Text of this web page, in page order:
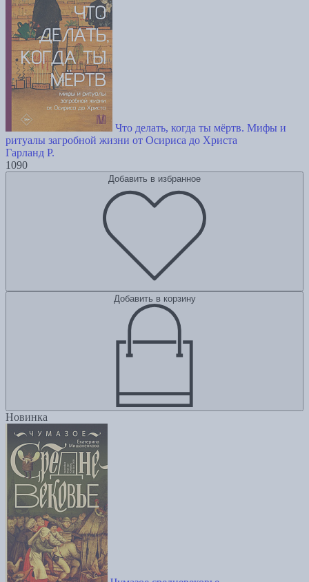
Что делать, когда ты мёртв. Мифы и
ритуалы загробной жизни от Осириса до Христа
Гарланд Р.
1090
Добавить в избранное
Добавить в корзину
Новинка